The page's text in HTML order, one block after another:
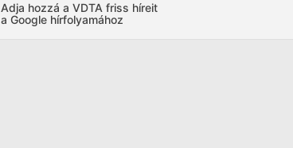
Adja hozzá a VDTA friss híreit
a Google hírfolyamához